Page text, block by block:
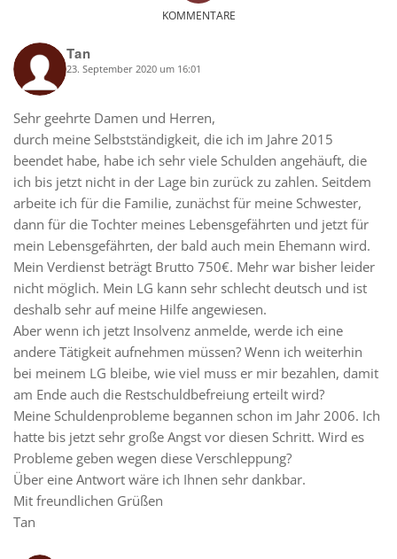
KOMMENTARE
Tan
says: 23. September 2020 um 16:01
Sehr geehrte Damen und Herren,
durch meine Selbstständigkeit, die ich im Jahre 2015
beendet habe, habe ich sehr viele Schulden angehäuft, die
ich bis jetzt nicht in der Lage bin zurück zu zahlen. Seitdem
arbeite ich für die Familie, zunächst für meine Schwester,
dann für die Tochter meines Lebensgefährten und jetzt für
mein Lebensgefährten, der bald auch mein Ehemann wird.
Mein Verdienst beträgt Brutto 750€. Mehr war bisher leider
nicht möglich. Mein LG kann sehr schlecht deutsch und ist
deshalb sehr auf meine Hilfe angewiesen.
Aber wenn ich jetzt Insolvenz anmelde, werde ich eine
andere Tätigkeit aufnehmen müssen? Wenn ich weiterhin
bei meinem LG bleibe, wie viel muss er mir bezahlen, damit
am Ende auch die Restschuldbefreiung erteilt wird?
Meine Schuldenprobleme begannen schon im Jahr 2006. Ich
hatte bis jetzt sehr große Angst vor diesen Schritt. Wird es
Probleme geben wegen diese Verschleppung?
Über eine Antwort wäre ich Ihnen sehr dankbar.
Mit freundlichen Grüßen
Tan